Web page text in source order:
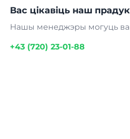
Вас цікавіць наш
Нашы менеджэры могуць
+43 (720) 23-01-88